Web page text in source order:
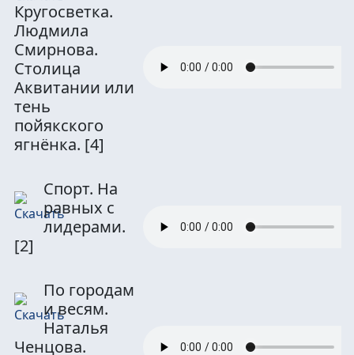
Кругосветка.
Людмила
Смирнова.
Столица
Аквитании или
тень
пойякского
ягнёнка. [4]
Спорт. На
равных с
лидерами.
[2]
По городам
и весям.
Наталья
Ченцова.